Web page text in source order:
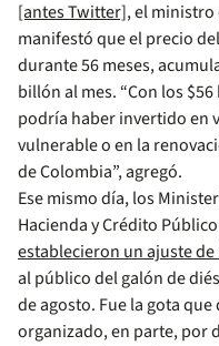
[antes Twitter], el ministro
manifestó que el precio
durante 56 meses,
billón al mes. “Con los
podría haber invertido en
vulnerable o en la
de Colombia”, agregó.
Ese mismo día, los
Hacienda y Crédito Público
establecieron un ajuste de
al público del galón de
de agosto. Fue la gota
organizado, en parte, por